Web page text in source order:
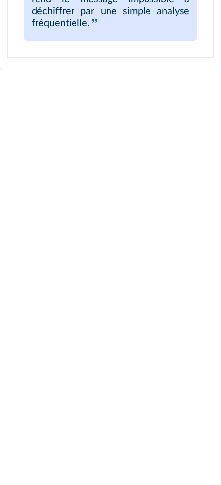
déchiffrer par une simple analyse
fréquentielle.